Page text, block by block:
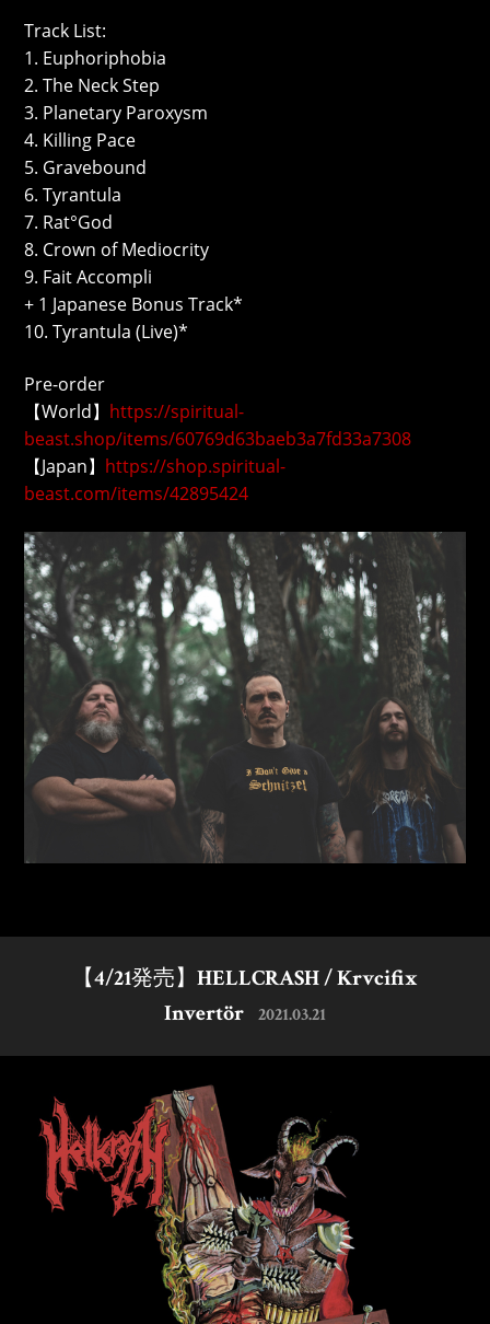
Track List:
1. Euphoriphobia
2. The Neck Step
3. Planetary Paroxysm
4. Killing Pace
5. Gravebound
6. Tyrantula
7. Rat°God
8. Crown of Mediocrity
9. Fait Accompli
+ 1 Japanese Bonus Track*
10. Tyrantula (Live)*
Pre-order
【World】 https://spiritual-
beast.shop/items/60769d63baeb3a7fd33a7308
【Japan】 https://shop.spiritual-
beast.com/items/42895424
【4/21発売】HELLCRASH / Krvcifix
Invertör
2021.03.21